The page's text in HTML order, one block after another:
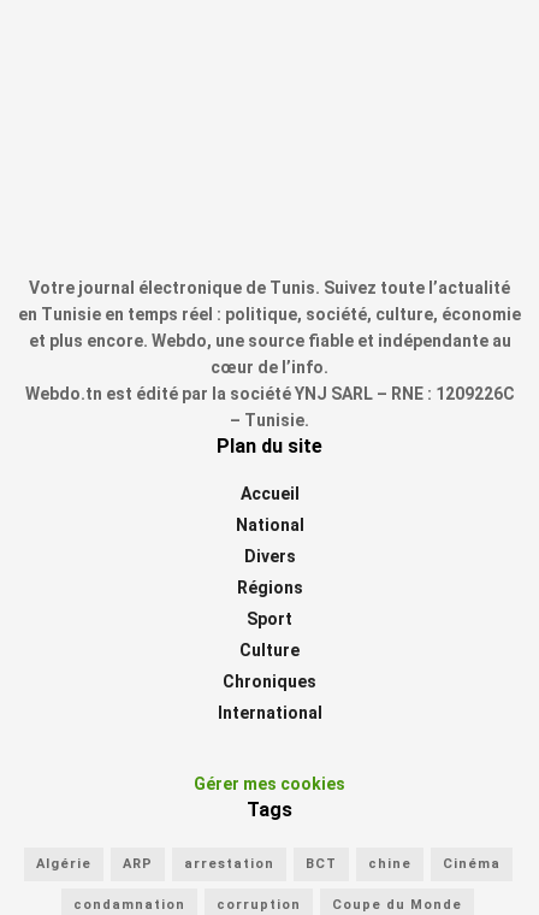
Votre journal électronique de Tunis. Suivez toute l’actualité
en Tunisie en temps réel : politique, société, culture, économie
et plus encore. Webdo, une source fiable et indépendante au
cœur de l’info.
Webdo.tn est édité par la société YNJ SARL – RNE : 1209226C
– Tunisie.
Plan du site
Accueil
National
Divers
Régions
Sport
Culture
Chroniques
International
Gérer mes cookies
Tags
Algérie ARP arrestation BCT chine Cinéma
condamnation corruption Coupe du Monde